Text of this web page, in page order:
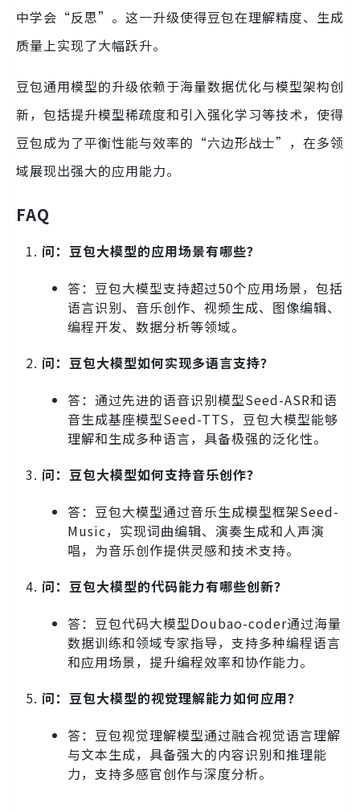
中学会“反思”。这一升级使得豆包在理解精度、生成
质量上实现了大幅跃升。
豆包通用模型的升级依赖于海量数据优化与模型架构创
新，包括提升模型稀疏度和引入强化学习等技术，使得
豆包成为了平衡性能与效率的“六边形战士”，在多领
域展现出强大的应用能力。
FAQ
问：豆包大模型的应用场景有哪些？
答：豆包大模型支持超过50个应用场景，包括
语言识别、音乐创作、视频生成、图像编辑、
编程开发、数据分析等领域。
问：豆包大模型如何实现多语言支持？
答：通过先进的语音识别模型Seed-ASR和语
音生成基座模型Seed-TTS，豆包大模型能够
理解和生成多种语言，具备极强的泛化性。
问：豆包大模型如何支持音乐创作？
答：豆包大模型通过音乐生成模型框架Seed-
Music，实现词曲编辑、演奏生成和人声演
唱，为音乐创作提供灵感和技术支持。
问：豆包大模型的代码能力有哪些创新？
答：豆包代码大模型Doubao-coder通过海量
数据训练和领域专家指导，支持多种编程语言
和应用场景，提升编程效率和协作能力。
问：豆包大模型的视觉理解能力如何应用？
答：豆包视觉理解模型通过融合视觉语言理解
与文本生成，具备强大的内容识别和推理能
力，支持多感官创作与深度分析。